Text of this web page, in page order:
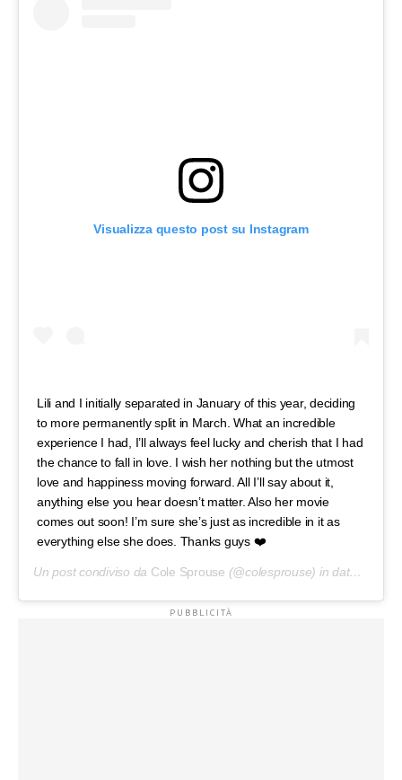
Visualizza questo post su Instagram
Lili and I initially separated in January of this year, deciding
to more permanently split in March. What an incredible
experience I had, I’ll always feel lucky and cherish that I had
the chance to fall in love. I wish her nothing but the utmost
love and happiness moving forward. All I’ll say about it,
anything else you hear doesn’t matter. Also her movie
comes out soon! I’m sure she’s just as incredible in it as
everything else she does. Thanks guys ❤️
Un post condiviso da Cole Sprouse (@colesprouse) in data: